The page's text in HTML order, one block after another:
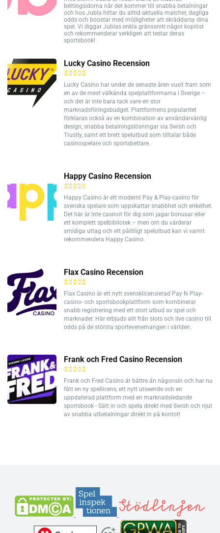
bettingsidorna när det kommer till snabba betalningar
och hos Jubla hittar du alltid aktuella matcher, dagliga
odds och boostar med möjligheter att skräddarsy dina
spel. Vi diggar Jublas enkla gränssnitt något kopiöst
och rekommenderar verkligen att testar deras
sportsbook!
Lucky Casino Recension
Lucky Casino har under de senaste åren vuxit fram som
en av de mest välkända spelplattformarna i Sverige –
och det är inte bara tack vare en stor
marknadsföringsbudget. Plattformens popularitet
förklaras också av en kombination av användarvänlig
design, snabba betalningslösningar via Swish och
Trustly, samt ett brett spelutbud som tilltalar både
casinospelare och sportsbettare.
Happy Casino Recension
Happy Casino är ett modernt Pay & Play-casino för
svenska spelare som uppskattar snabbhet och enkelhet.
Det här är inte casinot för dig som jagar bonusar eller
ett komplett spelbibliotek – men om du värderar
smidiga uttag och ett pålitligt spelutbud kan vi varmt
rekommendera Happy Casino.
Flax Casino Recension
Flax Casino är ett nytt svensklicensierad Pay N Play-
casino- och sportsbookplattform som kombinerar
snabb registrering med ett stort utbud av spel och
marknader. Här erbjuds allt från slots och live casino till
odds på de största sportevenemangen i världen.
Frank och Fred Casino Recension
Frank och Fred Casino är bättre än någonsin och har nu
fått en ny spellicens, ett nytt utseende och en
uppdaterad plattform med en marknadsledande
sportsbook - Sätt in och spela direkt med Swish och njut
av snabba utbetalningar direkt in på kontot!